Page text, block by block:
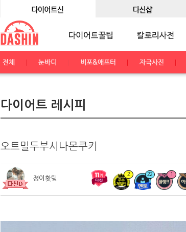
전체 눈바디 비포&애프터 자극사진
다이어트 레시피
오트밀두부시나몬쿠키
졍이홧팅
2 22 1